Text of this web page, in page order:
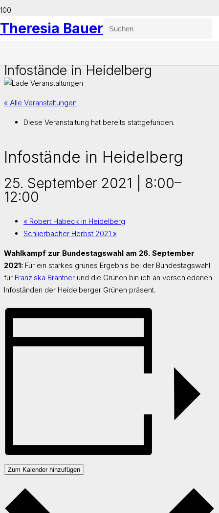
Theresia Bauer
Infostände in Heidelberg
« Alle Veranstaltungen
Diese Veranstaltung hat bereits stattgefunden.
Infostände in Heidelberg
25. September 2021 | 8:00–
12:00
« Robert Habeck in Heidelberg
Schlierbacher Herbst 2021 »
Wahlkampf zur Bundestagswahl am 26. September
2021: Für ein starkes grünes Ergebnis bei der Bundestagswahl
für Franziska Brantner und die Grünen bin ich an verschiedenen
Infoständen der Heidelberger Grünen präsent.
Zum Kalender hinzufügen